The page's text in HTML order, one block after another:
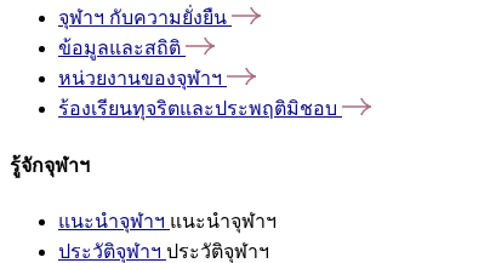
จุฬาฯ กับความยั่งยืน
ข้อมูลและสถิติ
หน่วยงานของจุฬาฯ
ร้องเรียนทุจริตและประพฤติมิชอบ
รู้จักจุฬาฯ
แนะนำจุฬาฯ แนะนำจุฬาฯ
ประวัติจุฬาฯ ประวัติจุฬาฯ